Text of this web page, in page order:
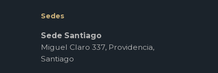
Sedes
Sede Santiago
Miguel Claro 337, Providencia,
Santiago